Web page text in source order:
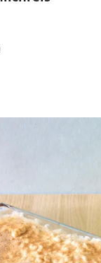
Bewertung von